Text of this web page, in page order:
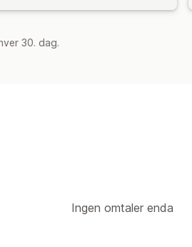
30. dag.
Ingen omtaler enda